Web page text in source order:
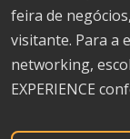
feira de
visitante. Para a
networking,
EXPERIENCE